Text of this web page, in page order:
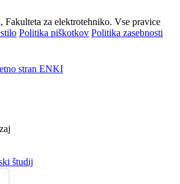
za elektrotehniko. Vse pravice
Politika piškotkov Politika zasebnosti
stran ENKI
študij